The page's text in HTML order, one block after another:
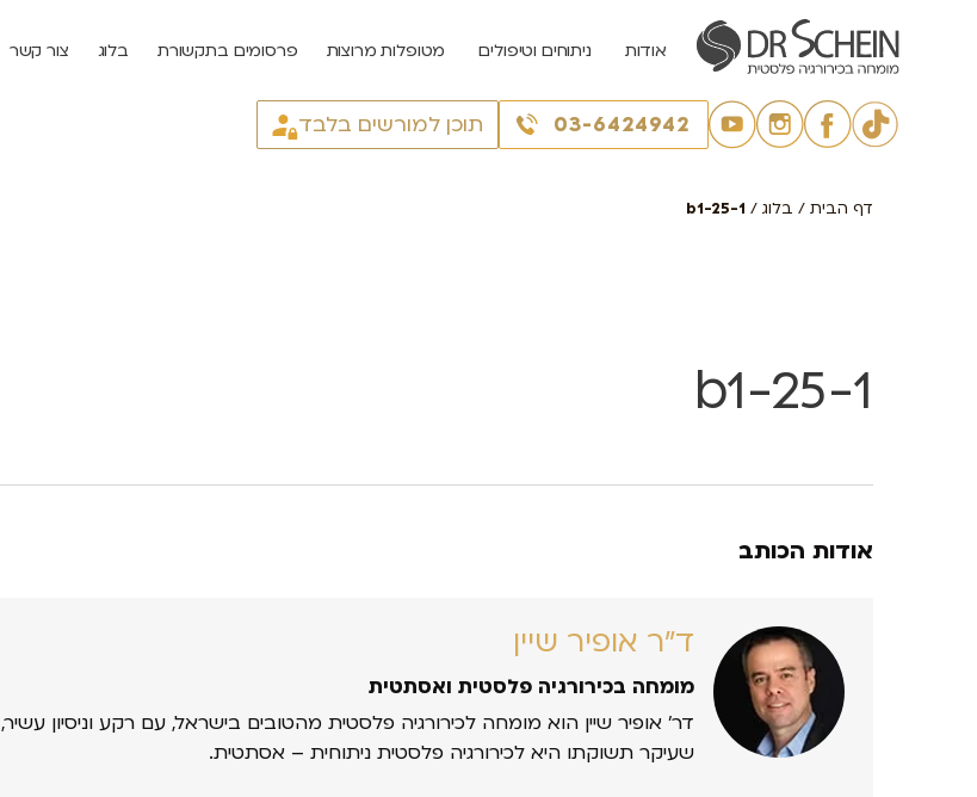
אודות ניתוחים וטיפולים מטופלות מרוצות פרסומים בתקשורת בלוג צור קשר
03-6424942 תוכן למורשים בלבד
דף הבית / בלוג /
b1-25-1
b1-25-1
אודות הכותב
ד״ר אופיר שיין
מומחה בכירורגיה פלסטית ואסתטית
דר’ אופיר שיין הוא מומחה לכירורגיה פלסטית מהטובים בישראל, עם רקע וניסיון עשיר,
שעיקר תשוקתו היא לכירורגיה פלסטית ניתוחית – אסתטית.